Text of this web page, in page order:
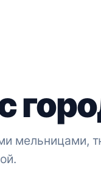
мельницами,